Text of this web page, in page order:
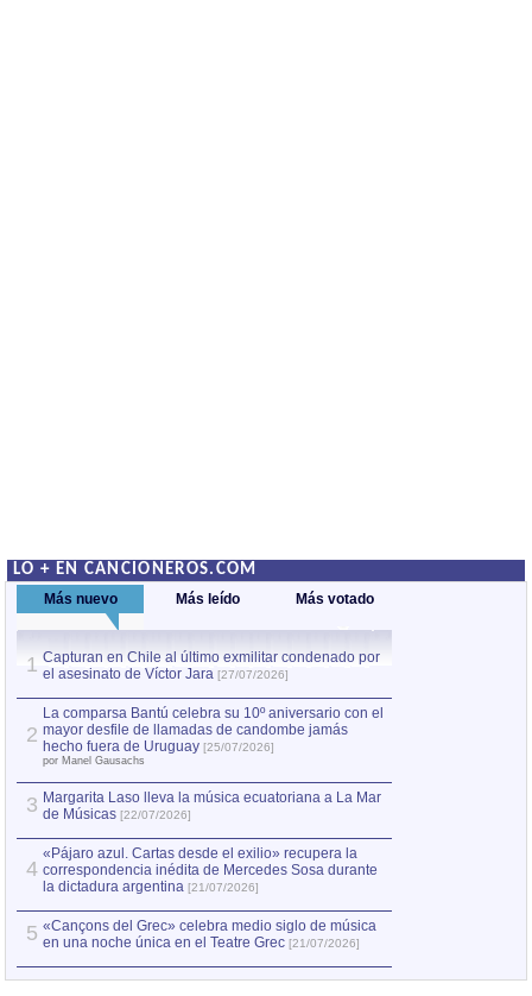
LO + EN CANCIONEROS.COM
Más nuevo Más leído Más votado
1 Capturan en Chile al último exmilitar condenado por
el asesinato de Víctor Jara [27/07/2026]
2
La comparsa Bantú celebra su 10º aniversario con el
mayor desfile de llamadas de candombe jamás
hecho fuera de Uruguay [25/07/2026]
por Manel Gausachs
3 Margarita Laso lleva la música ecuatoriana a La Mar
de Músicas [22/07/2026]
4
«Pájaro azul. Cartas desde el exilio» recupera la
correspondencia inédita de Mercedes Sosa durante
la dictadura argentina [21/07/2026]
5 «Cançons del Grec» celebra medio siglo de música
en una noche única en el Teatre Grec [21/07/2026]